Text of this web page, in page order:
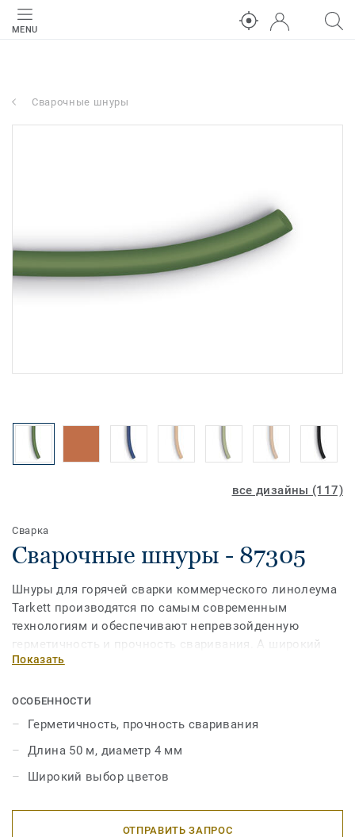
MENU
Сварочные шнуры
все дизайны (117)
Сварка
Сварочные шнуры - 87305
Шнуры для горячей сварки коммерческого линолеума
Tarkett производятся по самым современным
технологиям и обеспечивают непревзойденную
герметичность и прочность сваривания. А широкий
ассортимент позволит выбрать шнур наиболее
Показать
ОСОБЕННОСТИ
Герметичность, прочность сваривания
Длина 50 м, диаметр 4 мм
Широкий выбор цветов
ОТПРАВИТЬ ЗАПРОС